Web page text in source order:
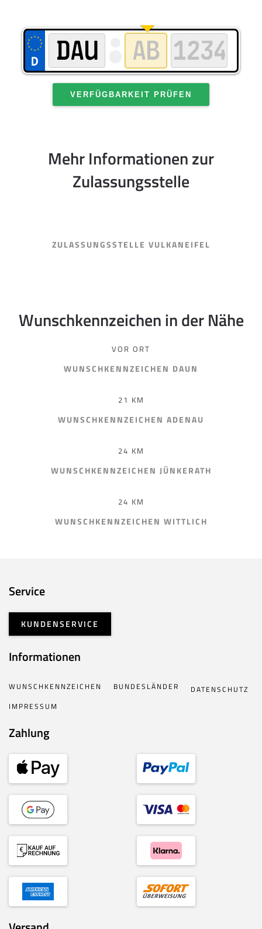
VERFÜGBARKEIT PRÜFEN
Mehr Informationen zur
Zulassungsstelle
ZULASSUNGSSTELLE VULKANEIFEL
Wunschkennzeichen in der Nähe
VOR ORT
WUNSCHKENNZEICHEN DAUN
21 KM
WUNSCHKENNZEICHEN ADENAU
24 KM
WUNSCHKENNZEICHEN JÜNKERATH
24 KM
WUNSCHKENNZEICHEN WITTLICH
Service
KUNDENSERVICE
Informationen
WUNSCHKENNZEICHEN BUNDESLÄNDER
DATENSCHUTZ
IMPRESSUM
Zahlung